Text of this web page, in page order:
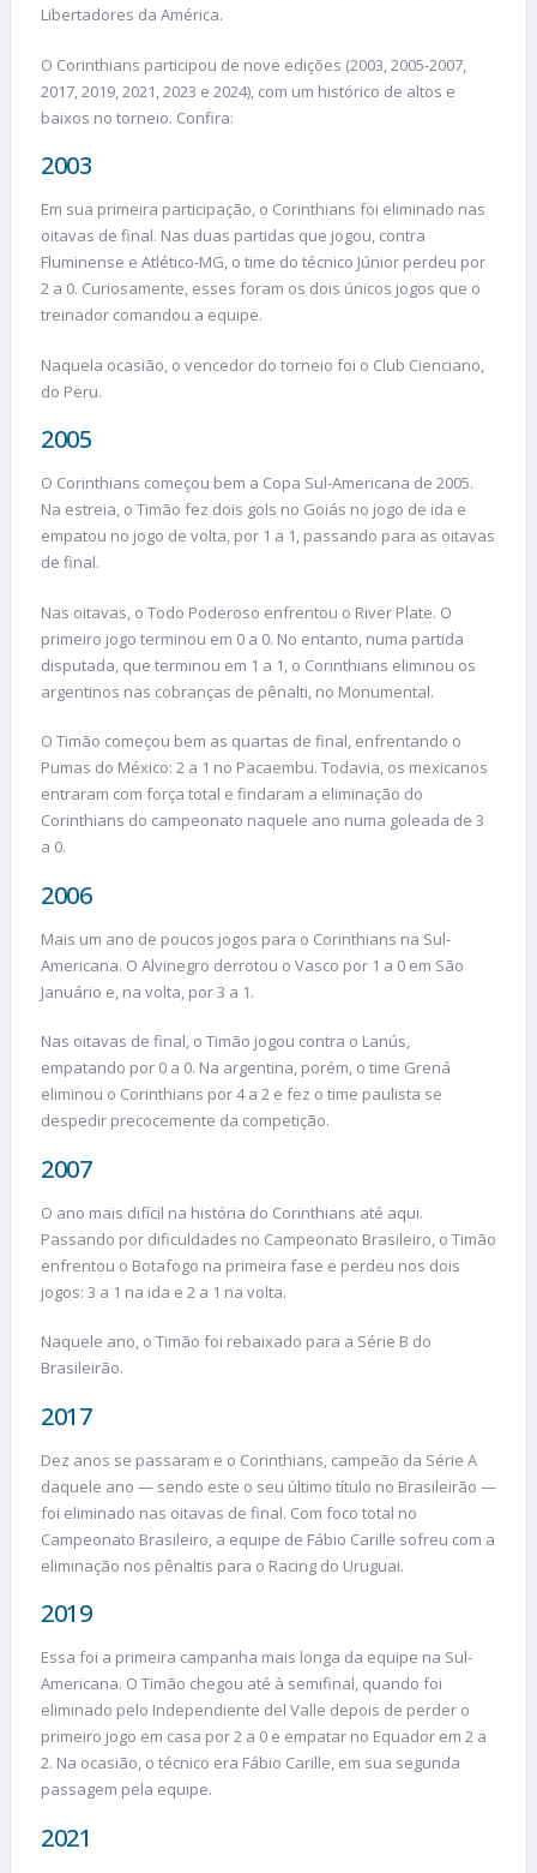
Libertadores da América.
O Corinthians participou de nove edições (2003, 2005-2007,
2017, 2019, 2021, 2023 e 2024), com um histórico de altos e
baixos no torneio. Confira:
2003
Em sua primeira participação, o Corinthians foi eliminado nas
oitavas de final. Nas duas partidas que jogou, contra
Fluminense e Atlético-MG, o time do técnico Júnior perdeu por
2 a 0. Curiosamente, esses foram os dois únicos jogos que o
treinador comandou a equipe.
Naquela ocasião, o vencedor do torneio foi o Club Cienciano,
do Peru.
2005
O Corinthians começou bem a Copa Sul-Americana de 2005.
Na estreia, o Timão fez dois gols no Goiás no jogo de ida e
empatou no jogo de volta, por 1 a 1, passando para as oitavas
de final.
Nas oitavas, o Todo Poderoso enfrentou o River Plate. O
primeiro jogo terminou em 0 a 0. No entanto, numa partida
disputada, que terminou em 1 a 1, o Corinthians eliminou os
argentinos nas cobranças de pênalti, no Monumental.
O Timão começou bem as quartas de final, enfrentando o
Pumas do México: 2 a 1 no Pacaembu. Todavia, os mexicanos
entraram com força total e findaram a eliminação do
Corinthians do campeonato naquele ano numa goleada de 3
a 0.
2006
Mais um ano de poucos jogos para o Corinthians na Sul-
Americana. O Alvinegro derrotou o Vasco por 1 a 0 em São
Januário e, na volta, por 3 a 1.
Nas oitavas de final, o Timão jogou contra o Lanús,
empatando por 0 a 0. Na argentina, porém, o time Grená
eliminou o Corinthians por 4 a 2 e fez o time paulista se
despedir precocemente da competição.
2007
O ano mais difícil na história do Corinthians até aqui.
Passando por dificuldades no Campeonato Brasileiro, o Timão
enfrentou o Botafogo na primeira fase e perdeu nos dois
jogos: 3 a 1 na ida e 2 a 1 na volta.
Naquele ano, o Timão foi rebaixado para a Série B do
Brasileirão.
2017
Dez anos se passaram e o Corinthians, campeão da Série A
daquele ano — sendo este o seu último título no Brasileirão —
foi eliminado nas oitavas de final. Com foco total no
Campeonato Brasileiro, a equipe de Fábio Carille sofreu com a
eliminação nos pênaltis para o Racing do Uruguai.
2019
Essa foi a primeira campanha mais longa da equipe na Sul-
Americana. O Timão chegou até à semifinal, quando foi
eliminado pelo Independiente del Valle depois de perder o
primeiro jogo em casa por 2 a 0 e empatar no Equador em 2 a
2. Na ocasião, o técnico era Fábio Carille, em sua segunda
passagem pela equipe.
2021